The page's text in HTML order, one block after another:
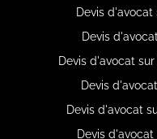
Devis
Devis
Devis d'avocat
Devis
Devis d'avocat
Devis